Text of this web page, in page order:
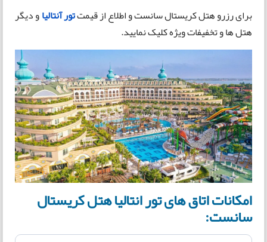
برای رزرو هتل کریستال سانست و اطلاع از قیمتتور آنتالیاو دیگر
هتل ها و تخفیفات ویژه کلیک نمایید.
امکانات اتاق های تور انتالیا هتل کریستال
سانست: